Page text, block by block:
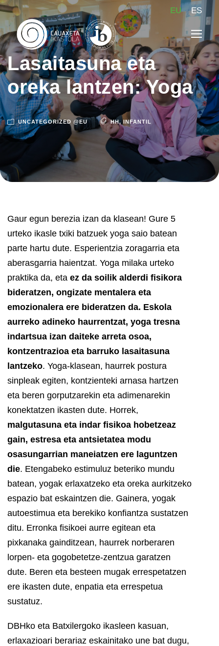
EU ES
Lasaitasuna eta
oreka lantzen: Yoga
UNCATEGORIZED @EU HH, INFANTIL
Gaur egun berezia izan da klasean! Gure 5
urteko ikasle txiki batzuek yoga saio batean
parte hartu dute. Esperientzia zoragarria eta
aberasgarria haientzat. Yoga milaka urteko
praktika da, eta ez da soilik alderdi fisikora
bideratzen, ongizate mentalera eta
emozionalera ere bideratzen da. Eskola
aurreko adineko haurrentzat, yoga tresna
indartsua izan daiteke arreta osoa,
kontzentrazioa eta barruko lasaitasuna
lantzeko. Yoga-klasean, haurrek postura
sinpleak egiten, kontzienteki arnasa hartzen
eta beren gorputzarekin eta adimenarekin
konektatzen ikasten dute. Horrek,
malgutasuna eta indar fisikoa hobetzeaz
gain, estresa eta antsietatea modu
osasungarrian maneiatzen ere laguntzen
die. Etengabeko estimuluz beteriko mundu
batean, yogak erlaxatzeko eta oreka aurkitzeko
espazio bat eskaintzen die. Gainera, yogak
autoestimua eta berekiko konfiantza sustatzen
ditu. Erronka fisikoei aurre egitean eta
pixkanaka gainditzean, haurrek norberaren
lorpen- eta gogobetetze-zentzua garatzen
dute. Beren eta besteen mugak errespetatzen
ere ikasten dute, enpatia eta errespetua
sustatuz.
DBHko eta Batxilergoko ikasleen kasuan,
erlaxazioari berariaz eskainitako une bat dugu,